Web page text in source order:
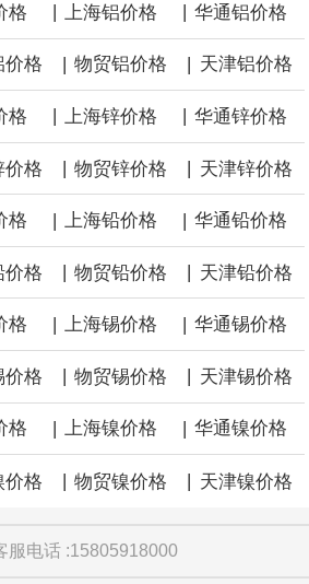
艘约180亿美元。
得自今年1月以来最大单周涨幅。油价走弱为金价提
资者正等待美国非农就业数据，以寻找美国利率前
高级分析师马特·辛普森表示，中东和平前景改善
厂将生产高带宽内存（HBM）及其他下一代动态随
DRAM）。
格 上海铝价格 华通铝价格
价格 | 物贸铝价格 | 天津铝价格
格 上海锌价格 华通锌价格
价格 | 物贸锌价格 | 天津锌价格
格 | 上海铅价格 | 华通铅价格
价格 物贸铅价格 天津铅价格
格 | 上海锡价格 | 华通锡价格
价格 物贸锡价格 天津锡价格
格 | 上海镍价格 | 华通镍价格
价格 | 物贸镍价格 | 天津镍价格
服电话 :15805918000